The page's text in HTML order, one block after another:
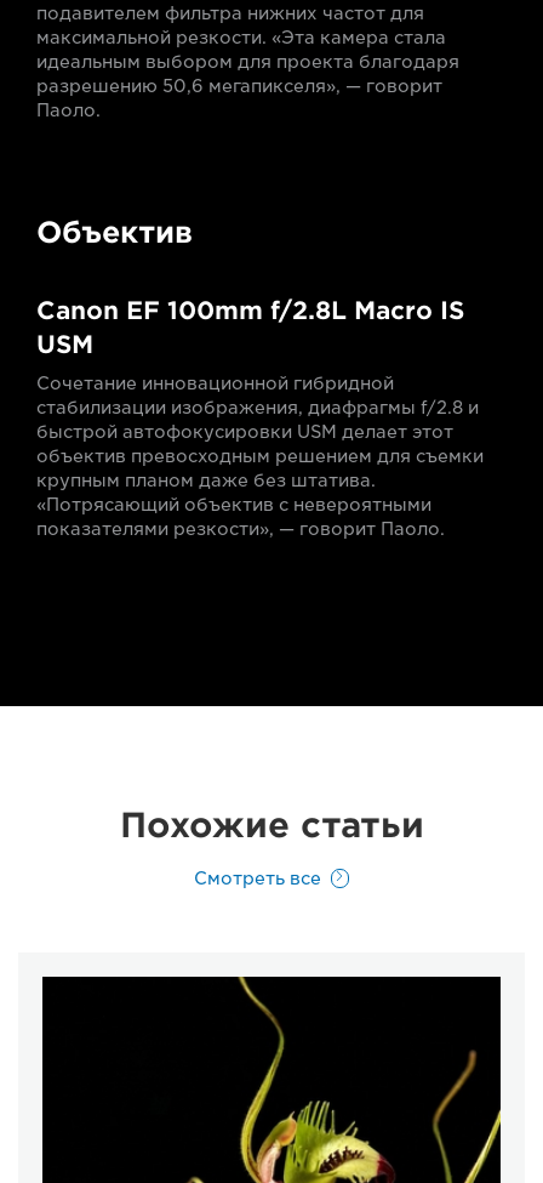
подавителем фильтра нижних частот для
максимальной резкости. «Эта камера стала
идеальным выбором для проекта благодаря
разрешению 50,6 мегапикселя», — говорит
Паоло.
Объектив
Canon EF 100mm f/2.8L Macro IS
USM
Сочетание инновационной гибридной
стабилизации изображения, диафрагмы f/2.8 и
быстрой автофокусировки USM делает этот
объектив превосходным решением для съемки
крупным планом даже без штатива.
«Потрясающий объектив с невероятными
показателями резкости», — говорит Паоло.
Похожие статьи
Смотреть все